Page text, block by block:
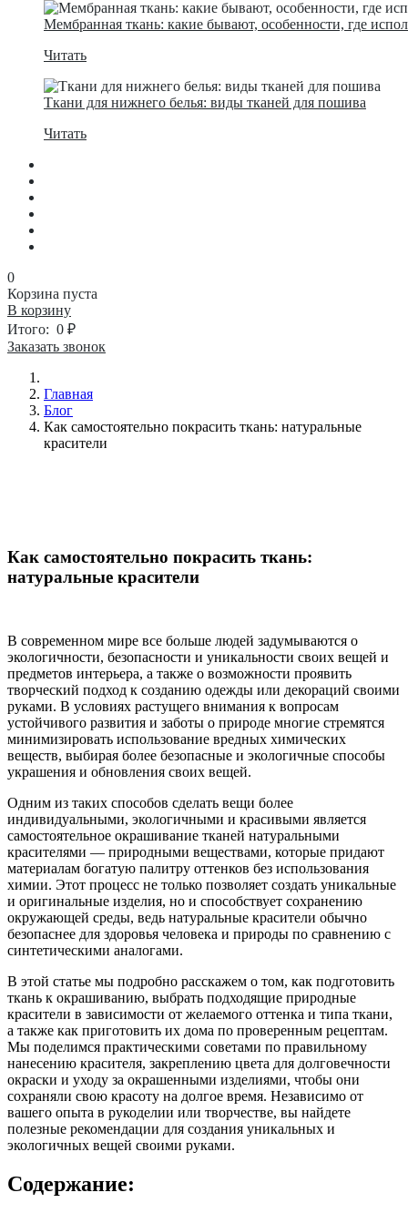
Мембранная ткань: какие бывают, особенности, где
Читать
Ткани для нижнего белья: виды тканей для пошива
Читать
0
Корзина пуста
В корзину
Итого: 0 ₽
Заказать звонок
Главная
Блог
Как самостоятельно покрасить ткань: натуральные
красители
Как самостоятельно покрасить ткань:
натуральные красители
В современном мире все больше людей задумываются о
экологичности, безопасности и уникальности своих вещей и
предметов интерьера, а также о возможности проявить
творческий подход к созданию одежды или декораций своими
руками. В условиях растущего внимания к вопросам
устойчивого развития и заботы о природе многие стремятся
минимизировать использование вредных химических
веществ, выбирая более безопасные и экологичные способы
украшения и обновления своих вещей.
Одним из таких способов сделать вещи более
индивидуальными, экологичными и красивыми является
самостоятельное окрашивание тканей натуральными
красителями — природными веществами, которые придают
материалам богатую палитру оттенков без использования
химии. Этот процесс не только позволяет создать уникальные
и оригинальные изделия, но и способствует сохранению
окружающей среды, ведь натуральные красители обычно
безопаснее для здоровья человека и природы по сравнению с
синтетическими аналогами.
В этой статье мы подробно расскажем о том, как подготовить
ткань к окрашиванию, выбрать подходящие природные
красители в зависимости от желаемого оттенка и типа ткани,
а также как приготовить их дома по проверенным рецептам.
Мы поделимся практическими советами по правильному
нанесению красителя, закреплению цвета для долговечности
окраски и уходу за окрашенными изделиями, чтобы они
сохраняли свою красоту на долгое время. Независимо от
вашего опыта в рукоделии или творчестве, вы найдете
полезные рекомендации для создания уникальных и
экологичных вещей своими руками.
Содержание: